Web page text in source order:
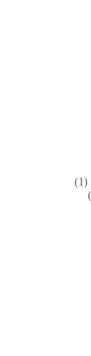
(1)